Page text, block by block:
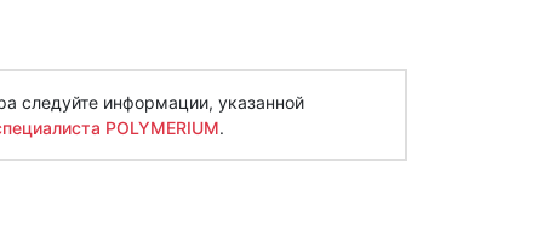
следуйте информации, указанной
POLYMERIUM.